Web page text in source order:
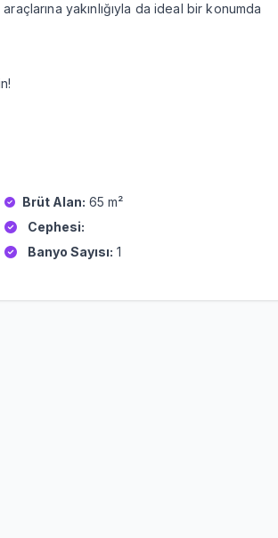
yakınlığıyla da ideal bir konumda
Brüt Alan: 65 m²
Cephesi:
Banyo Sayısı: 1